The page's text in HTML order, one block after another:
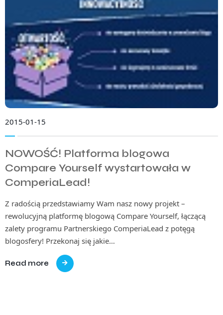
2015-01-15
NOWOŚĆ! Platforma blogowa
Compare Yourself wystartowała w
ComperiaLead!
Z radością przedstawiamy Wam nasz nowy projekt –
rewolucyjną platformę blogową Compare Yourself, łączącą
zalety programu Partnerskiego ComperiaLead z potęgą
blogosfery! Przekonaj się jakie…
Read more